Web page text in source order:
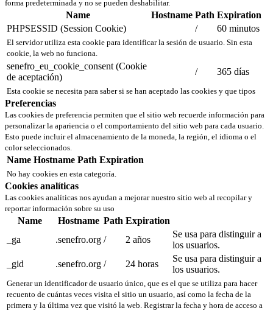
forma predeterminada y no se pueden deshabilitar.
Name Hostname Path Expiration
PHPSESSID (Session Cookie)
/ 60 minutos
El servidor utiliza esta cookie para identificar la sesión de usuario. Sin esta
cookie, la web no funciona.
senefro_eu_cookie_consent (Cookie
de aceptación)
/ 365 días
Esta cookie se necesita para saber si se han aceptado las cookies y que tipos
Preferencias
Las cookies de preferencia permiten que el sitio web recuerde información para
personalizar la apariencia o el comportamiento del sitio web para cada usuario.
Esto puede incluir el almacenamiento de la moneda, la región, el idioma o el
color seleccionados.
Name Hostname Path Expiration
No hay cookies en esta categoría.
Cookies analíticas
Las cookies analíticas nos ayudan a mejorar nuestro sitio web al recopilar y
reportar información sobre su uso
Name Hostname Path Expiration
_ga
.senefro.org / 2 años
Se usa para distinguir a
los usuarios.
_gid
.senefro.org / 24 horas
Se usa para distinguir a
los usuarios.
Generar un identificador de usuario único, que es el que se utiliza para hacer
recuento de cuántas veces visita el sitio un usuario, así como la fecha de la
primera y la última vez que visitó la web. Registrar la fecha y hora de acceso a